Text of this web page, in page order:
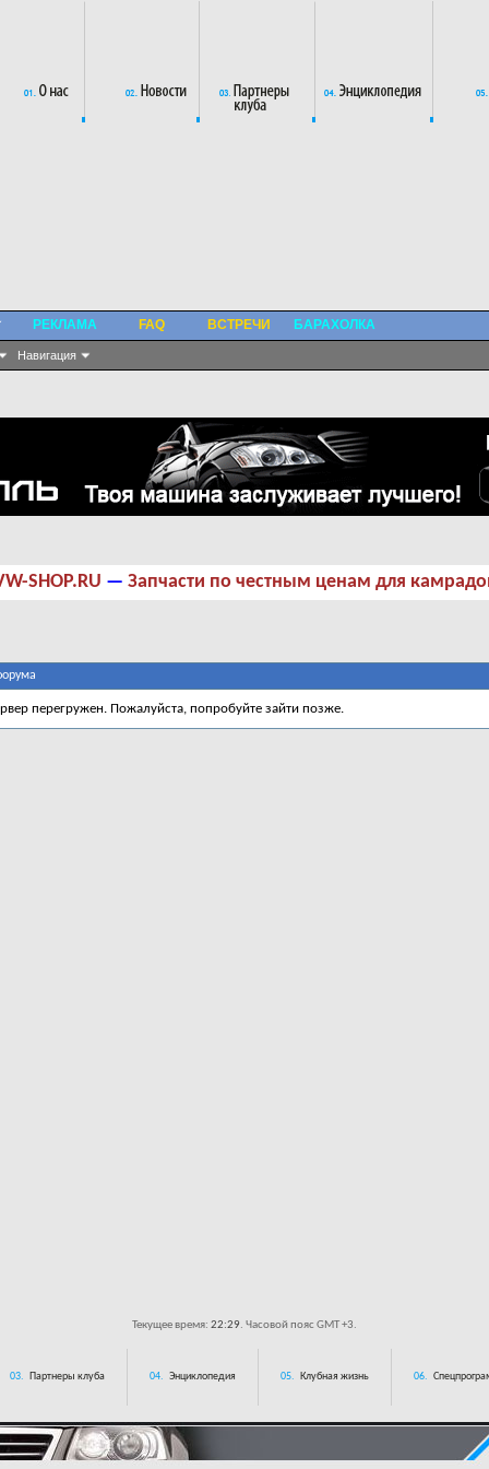
Навигация
РЕКЛАМА FAQ ВСТРЕЧИ БАРАХОЛКА
SHOP.RU — Запчасти по честным ценам для
перегружен. Пожалуйста, попробуйте зайти позже.
Текущее время: 22:29. Часовой пояс GMT +3.
03. Партнеры клуба 04. Энциклопедия 05. Клубная жизнь 06.